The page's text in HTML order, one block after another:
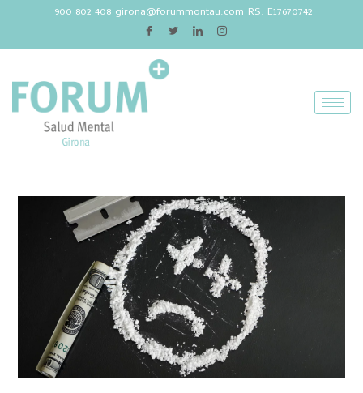
900 802 408 girona@forummontau.com RS: E17670742